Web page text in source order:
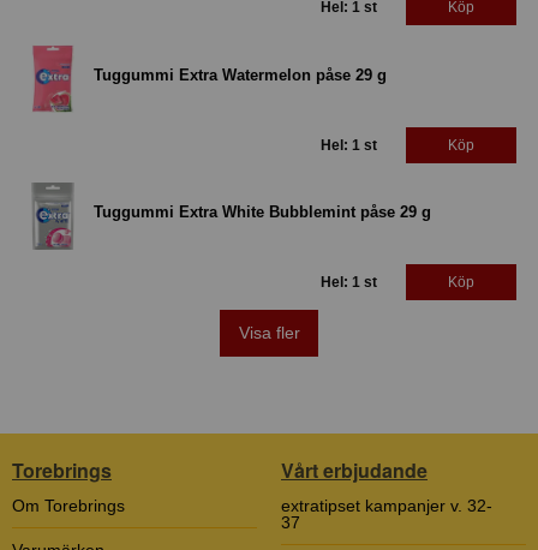
Hel: 1 st Köp
Tuggummi Extra Watermelon påse 29 g
Hel: 1 st Köp
Tuggummi Extra White Bubblemint påse 29 g
Hel: 1 st Köp
Visa fler
Torebrings
Om Torebrings
Vårt erbjudande
extratipset kampanjer v. 32-
37